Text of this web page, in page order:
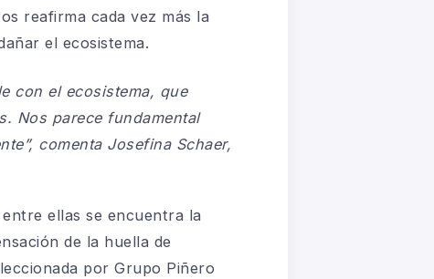
reafirma cada vez más la
el ecosistema.
con el ecosistema, que
Nos parece fundamental
comenta Josefina Schaer,
ellas se encuentra la
de la huella de
por Grupo Piñero